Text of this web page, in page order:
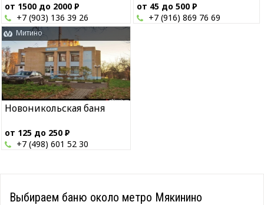
от 1500 до 2000 Р
+7 (903) 136 39 26
от 45 до 500 Р
+7 (916) 869 76 69
Новоникольская баня
от 125 до 250 Р
Митино
+7 (498) 601 52 30
Выбираем баню около метро Мякинино